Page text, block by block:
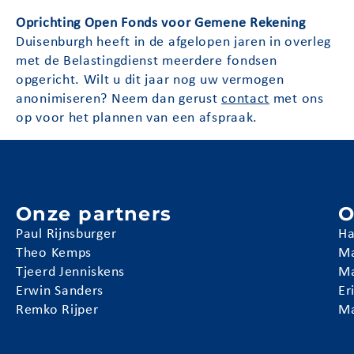
Oprichting Open Fonds voor Gemene Rekening
Duisenburgh heeft in de afgelopen jaren in overleg
met de Belastingdienst meerdere fondsen
opgericht. Wilt u dit jaar nog uw vermogen
anonimiseren? Neem dan gerustcontact met ons
op voor het plannen van een afspraak.
Onze partners
Paul Rijnsburger
Theo Kemps
Tjeerd Jenniskens
Erwin Sanders
Remko Rijper